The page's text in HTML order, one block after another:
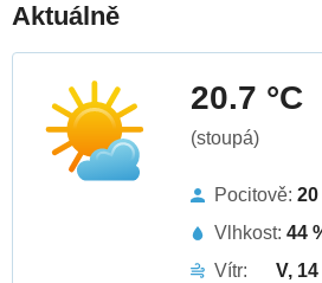
Aktuálně
20.7 °C
(stoupá)
Pocitově: 20
Vlhkost: 44
Vítr:
V,